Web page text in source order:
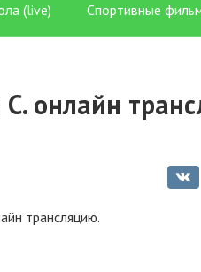
(live) Спортивные
онлайн
трансляцию.